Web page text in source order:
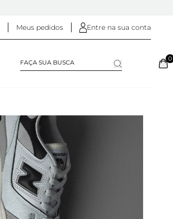
Meus pedidos Entre na sua conta
0